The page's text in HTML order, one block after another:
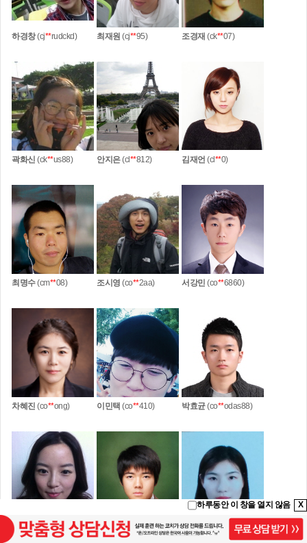
하루동안 이 창을 열지 않음 X
하경창(cj**rudckd) 최재원 (cj**95) 조경재 (ck**07)
곽화신 (ck**us88) 안지은(cl**812) 김재언 (cl**0)
최명수(cm**08) 조시영 (co**2aa) 서강민 (co**6860)
차혜진 (co**ong) 이민택 (co**410) 박효균(co**odas88)
김이연(Co**pa) 김성용(co **ungyong) 정덕희(co**